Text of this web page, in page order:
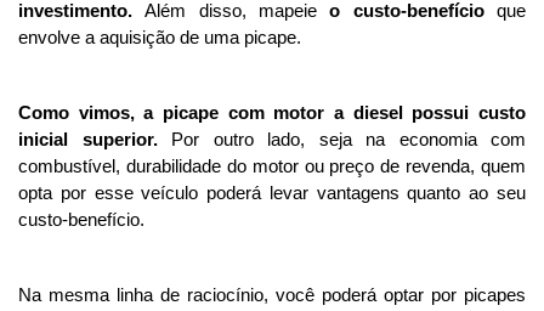
investimento. Além disso, mapeie o custo-benefício que
envolve a aquisição de uma picape.
Como vimos, a picape com motor a diesel possui custo
inicial superior.
Por outro lado, seja na economia com
combustível, durabilidade do motor ou preço de revenda, quem
opta por esse veículo poderá levar vantagens quanto ao seu
custo-benefício.
Na mesma linha de raciocínio, você poderá optar por picapes